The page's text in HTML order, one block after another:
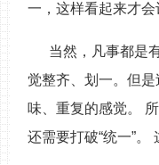
一，这样看起来才会
当然，凡事都是有
觉整齐、划一。但
味、重复的感觉。
还需要打破“统一”。